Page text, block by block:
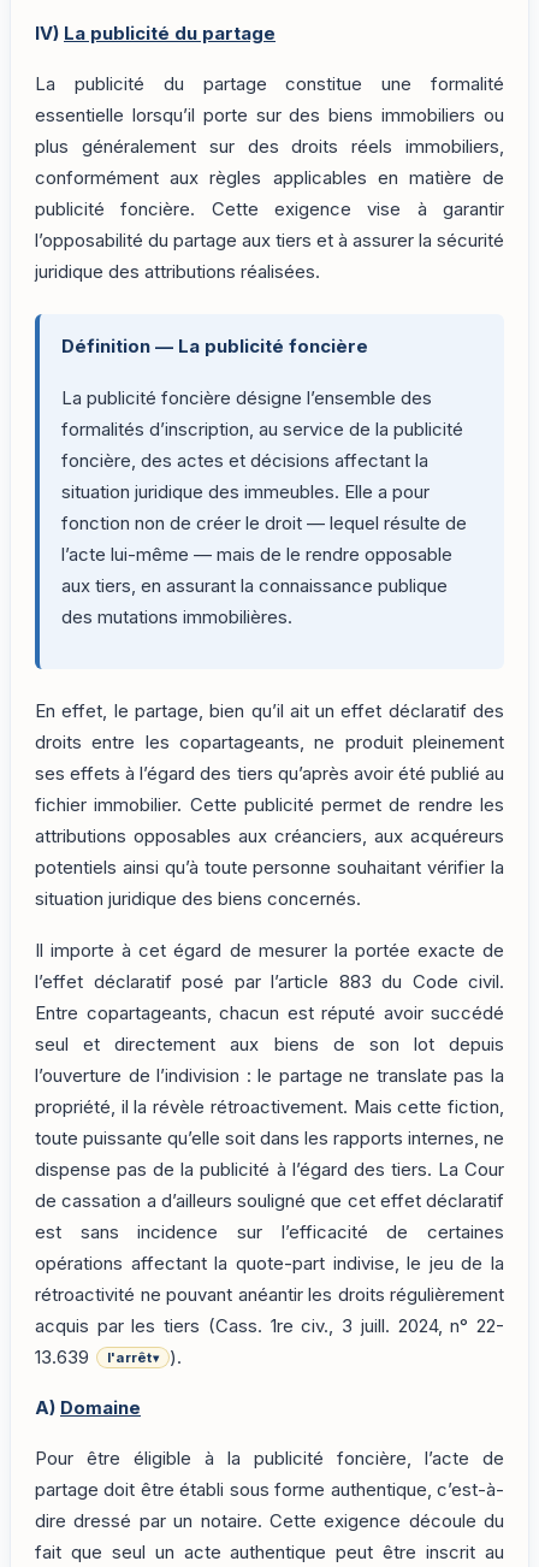
IV) La publicité du partage
La publicité du partage constitue une formalité
essentielle lorsqu’il porte sur des biens immobiliers ou
plus généralement sur des droits réels immobiliers,
conformément aux règles applicables en matière de
publicité foncière. Cette exigence vise à garantir
l’opposabilité du partage aux tiers et à assurer la sécurité
juridique des attributions réalisées.
Définition — La publicité foncière
La publicité foncière désigne l’ensemble des
formalités d’inscription, au service de la publicité
foncière, des actes et décisions affectant la
situation juridique des immeubles. Elle a pour
fonction non de créer le droit — lequel résulte de
l’acte lui-même — mais de le rendre opposable
aux tiers, en assurant la connaissance publique
des mutations immobilières.
En effet, le partage, bien qu’il ait un effet déclaratif des
droits entre les copartageants, ne produit pleinement
ses effets à l’égard des tiers qu’après avoir été publié au
fichier immobilier. Cette publicité permet de rendre les
attributions opposables aux créanciers, aux acquéreurs
potentiels ainsi qu’à toute personne souhaitant vérifier la
situation juridique des biens concernés.
Il importe à cet égard de mesurer la portée exacte de
l’effet déclaratif posé par l’article 883 du Code civil.
Entre copartageants, chacun est réputé avoir succédé
seul et directement aux biens de son lot depuis
l’ouverture de l’indivision : le partage ne translate pas la
propriété, il la révèle rétroactivement. Mais cette fiction,
toute puissante qu’elle soit dans les rapports internes, ne
dispense pas de la publicité à l’égard des tiers. La Cour
de cassation a d’ailleurs souligné que cet effet déclaratif
est sans incidence sur l’efficacité de certaines
opérations affectant la quote-part indivise, le jeu de la
rétroactivité ne pouvant anéantir les droits régulièrement
acquis par les tiers (Cass. 1re civ., 3 juill. 2024, n° 22-
13.639
l'arrêt▾ ).
A) Domaine
Pour être éligible à la publicité foncière, l’acte de
partage doit être établi sous forme authentique, c’est-à-
dire dressé par un notaire. Cette exigence découle du
fait que seul un acte authentique peut être inscrit au